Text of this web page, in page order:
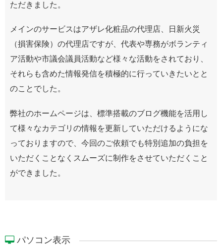
ただきました。
メインのサービスはアザレ化粧品の代理店、日新火災
（損害保険）の代理店ですが、代表や専務がボランティ
ア活動や市議会議員活動など様々な活動をされており、
それらも含めた情報発信を積極的に行っていきたいとと
のことでした。
弊社のホームページは、標準搭載のブログ機能を活用し
て様々なカテゴリの情報を更新していただけるようにな
っておりますので、今回のご依頼でも特別追加の負担を
いただくことなくスムーズに制作をさせていただくこと
ができました。
パソコン表示